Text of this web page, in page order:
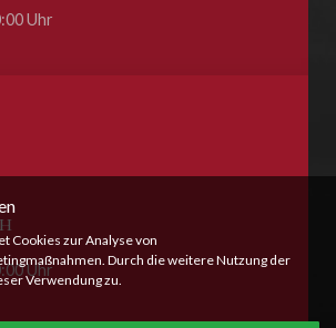
Cookies zur Analyse von
Durch die weitere Nutzung der
Verwendung zu.
Uhr
Uhr